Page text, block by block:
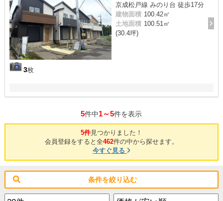
3枚
京成松戸線 みのり台 徒歩17分
建物面積 100.42㎡
土地面積 100.51㎡
(30.4坪)
5件中1～5件を表示
5件見つかりました！
会員登録をすると全462件の中から探せます。
今すぐ見る
条件を絞り込む